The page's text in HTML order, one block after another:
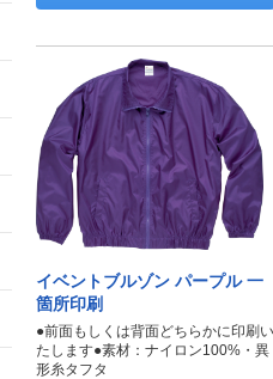
イベントブルゾン パープル 一
箇所印刷
●前面もしくは背面どちらかに印刷い
たします●素材：ナイロン100%・異
形糸タフタ